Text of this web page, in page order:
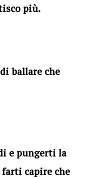
più.
ballare che
e pungerti la
farti capire che